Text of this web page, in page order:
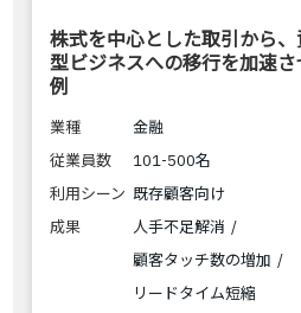
株式を中心とした取引から
型ビジネスへの移行を加速
例
業種
金融
従業員数
101-500名
利用シーン 既存顧客向け
成果
人手不足解消
顧客タッチ数の増加
リードタイム短縮